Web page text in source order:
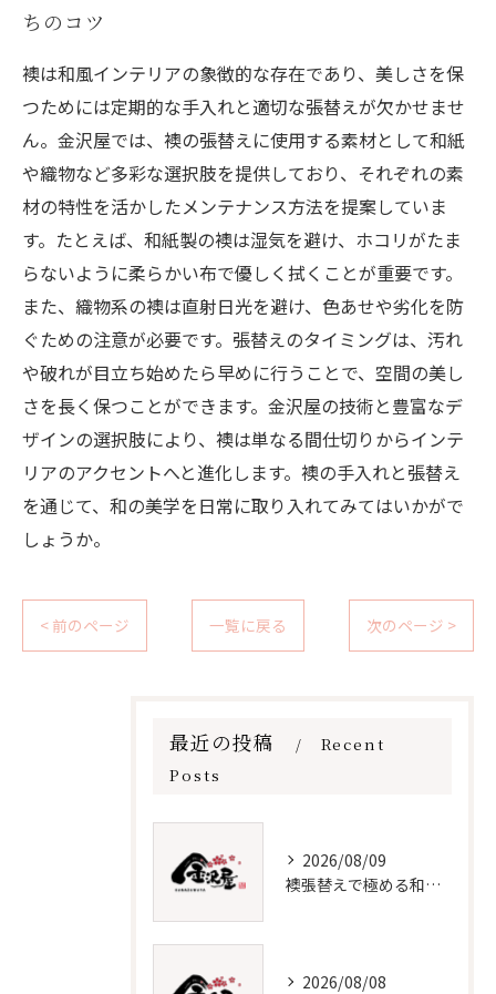
ちのコツ
襖は和風インテリアの象徴的な存在であり、美しさを保
つためには定期的な手入れと適切な張替えが欠かせませ
ん。金沢屋では、襖の張替えに使用する素材として和紙
や織物など多彩な選択肢を提供しており、それぞれの素
材の特性を活かしたメンテナンス方法を提案していま
す。たとえば、和紙製の襖は湿気を避け、ホコリがたま
らないように柔らかい布で優しく拭くことが重要です。
また、織物系の襖は直射日光を避け、色あせや劣化を防
ぐための注意が必要です。張替えのタイミングは、汚れ
や破れが目立ち始めたら早めに行うことで、空間の美し
さを長く保つことができます。金沢屋の技術と豊富なデ
ザインの選択肢により、襖は単なる間仕切りからインテ
リアのアクセントへと進化します。襖の手入れと張替え
を通じて、和の美学を日常に取り入れてみてはいかがで
しょうか。
< 前のページ 一覧に戻る 次のページ >
最近の投稿
Recent
Posts
2026/08/09
襖張替えで極める和室インテリア術
2026/08/08